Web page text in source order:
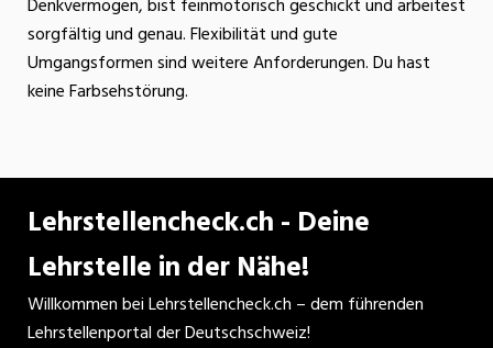
sorgfältig und genau. Flexibilität und gute
Umgangsformen sind weitere Anforderungen. Du hast
keine Farbsehstörung.
Lehrstellencheck.ch - Deine
Lehrstelle in der Nähe!
Willkommen bei Lehrstellencheck.ch – dem führenden
Lehrstellenportal der Deutschschweiz!